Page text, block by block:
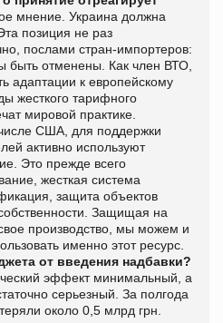
мнение. Украина должна
позиция не раз
послами стран-импортеров:
быть отменены. Как член ВТО,
адаптации к европейскому
жесткого тарифного
мировой практике.
США, для поддержки
активно используют
Это прежде всего
жесткая система
защита объектов
Защищая на
производство, мы можем и
именно этот ресурс.
от введения надбавки?
эффект минимальный, а
серьезный. За полгода
около 0,5 млрд грн.